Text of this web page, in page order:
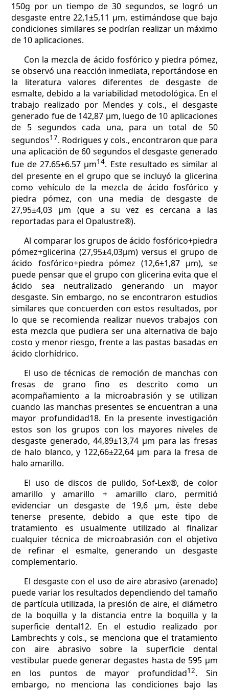
150g por un tiempo de 30 segundos, se logró un
desgaste entre 22,1±5,11 µm, estimándose que bajo
condiciones similares se podrían realizar un máximo
de 10 aplicaciones.
Con la mezcla de ácido fosfórico y piedra pómez,
se observó una reacción inmediata, reportándose en
la literatura valores diferentes de desgaste de
esmalte, debido a la variabilidad metodológica. En el
trabajo realizado por Mendes y cols., el desgaste
generado fue de 142,87 µm, luego de 10 aplicaciones
de 5 segundos cada una, para un total de 50
segundos17. Rodrigues y cols., encontraron que para
una aplicación de 60 segundos el desgaste generado
fue de 27.65±6.57 µm14. Este resultado es similar al
del presente en el grupo que se incluyó la glicerina
como vehículo de la mezcla de ácido fosfórico y
piedra pómez, con una media de desgaste de
27,95±4,03 µm (que a su vez es cercana a las
reportadas para el Opalustre®).
Al comparar los grupos de ácido fosfórico+piedra
pómez+glicerina (27,95±4,03µm) versus el grupo de
ácido fosfórico+piedra pómez (12,6±1,87 µm), se
puede pensar que el grupo con glicerina evita que el
ácido sea neutralizado generando un mayor
desgaste. Sin embargo, no se encontraron estudios
similares que concuerden con estos resultados, por
lo que se recomienda realizar nuevos trabajos con
esta mezcla que pudiera ser una alternativa de bajo
costo y menor riesgo, frente a las pastas basadas en
ácido clorhídrico.
El uso de técnicas de remoción de manchas con
fresas de grano fino es descrito como un
acompañamiento a la microabrasión y se utilizan
cuando las manchas presentes se encuentran a una
mayor profundidad18. En la presente investigación
estos son los grupos con los mayores niveles de
desgaste generado, 44,89±13,74 µm para las fresas
de halo blanco, y 122,66±22,64 µm para la fresa de
halo amarillo.
El uso de discos de pulido, Sof-Lex®, de color
amarillo y amarillo + amarillo claro, permitió
evidenciar un desgaste de 19,6 µm, éste debe
tenerse presente, debido a que este tipo de
tratamiento es usualmente utilizado al finalizar
cualquier técnica de microabrasión con el objetivo
de refinar el esmalte, generando un desgaste
complementario.
El desgaste con el uso de aire abrasivo (arenado)
puede variar los resultados dependiendo del tamaño
de partícula utilizada, la presión de aire, el diámetro
de la boquilla y la distancia entre la boquilla y la
superficie dental12. En el estudio realizado por
Lambrechts y cols., se menciona que el tratamiento
con aire abrasivo sobre la superficie dental
vestibular puede generar degastes hasta de 595 µm
en los puntos de mayor profundidad12. Sin
embargo, no menciona las condiciones bajo las